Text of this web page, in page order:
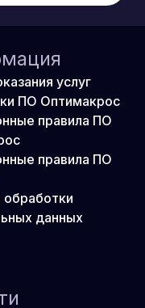
услуг
ПО Оптимакрос
правила ПО
правила ПО
обработки
данных